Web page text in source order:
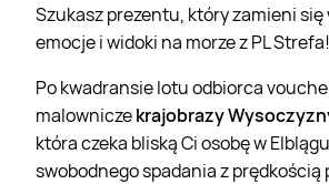
Szukasz prezentu, który zamieni się
emocje i widoki na morze z PL Strefa!
Po kwadransie lotu odbiorca
malowniczekrajobrazy
która czeka bliską Ci osobę w
swobodnego spadania z